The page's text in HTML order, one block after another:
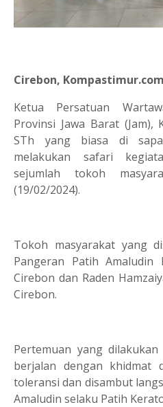
Cirebon, Kompastimur.com
Ketua Persatuan
Provinsi Jawa Barat (Jam),
STh yang biasa di
melakukan safari
sejumlah tokoh
(19/02/2024).
Tokoh masyarakat yang
Pangeran Patih Amaludin
Cirebon dan Raden
Cirebon.
Pertemuan yang
berjalan dengan khidmat
toleransi dan disambut
Amaludin selaku Patih